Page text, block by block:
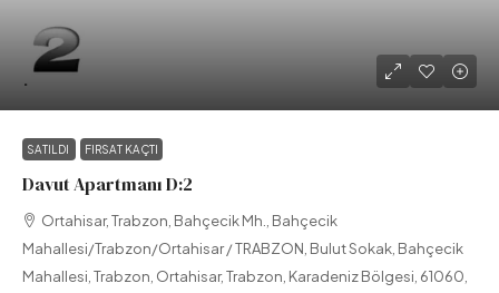
.
SATILDI FIRSAT KAÇTI
Davut Apartmanı D:2
Ortahisar, Trabzon, Bahçecik Mh., Bahçecik
Mahallesi/Trabzon/Ortahisar / TRABZON, Bulut Sokak, Bahçecik
Mahallesi, Trabzon, Ortahisar, Trabzon, Karadeniz Bölgesi, 61060,